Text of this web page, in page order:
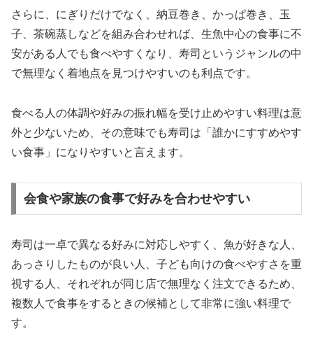
さらに、にぎりだけでなく、納豆巻き、かっぱ巻き、玉
子、茶碗蒸しなどを組み合わせれば、生魚中心の食事に不
安がある人でも食べやすくなり、寿司というジャンルの中
で無理なく着地点を見つけやすいのも利点です。
食べる人の体調や好みの振れ幅を受け止めやすい料理は意
外と少ないため、その意味でも寿司は「誰かにすすめやす
い食事」になりやすいと言えます。
会食や家族の食事で好みを合わせやすい
寿司は一卓で異なる好みに対応しやすく、魚が好きな人、
あっさりしたものが良い人、子ども向けの食べやすさを重
視する人、それぞれが同じ店で無理なく注文できるため、
複数人で食事をするときの候補として非常に強い料理で
す。